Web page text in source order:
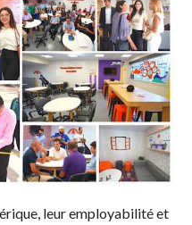
leur employabilité et